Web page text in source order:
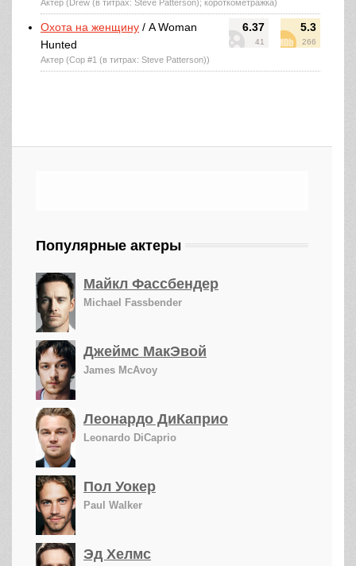
Актер (Drew (в титрах: Steve Patterson); короткометражка)
6.37
41
5.3
266
Охота на женщину / A Woman
Hunted
Актер (Cop #1 (в титрах: Steve Patterson))
Популярные актеры
Майкл Фассбендер
Michael Fassbender
Джеймс МакЭвой
James McAvoy
Леонардо ДиКаприо
Leonardo DiCaprio
Пол Уокер
Paul Walker
Эд Хелмс